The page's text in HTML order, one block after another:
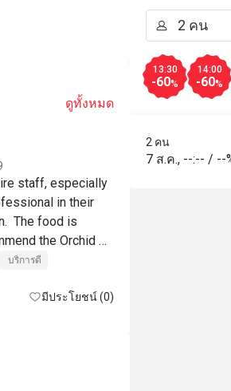
ดูทั้งหมด
staff, especially
in their
The food is
the Orchid
บริการดี
มีประโยชน์ (0)
M
13:30
-60%
14:00
-60%
2 คน
7 ส.ค., --:-- / --